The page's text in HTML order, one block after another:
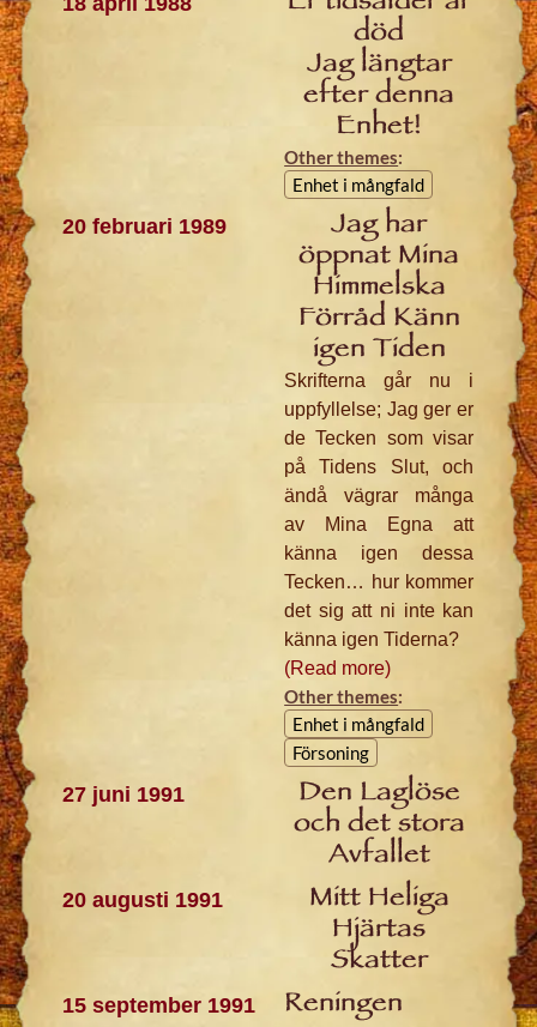
död
Jag längtar
efter denna
Enhet!
Other themes:
Enhet i mångfald
20 februari 1989 Jag har
öppnat Mina
Himmelska
Förråd Känn
igen Tiden
Skrifterna går nu i
uppfyllelse; Jag ger er
de Tecken som visar
på Tidens Slut, och
ändå vägrar många
av Mina Egna att
känna igen dessa
Tecken… hur kommer
det sig att ni inte kan
känna igen Tiderna?
(Read more)
Other themes:
Enhet i mångfald
Försoning
27 juni 1991 Den Laglöse
och det stora
Avfallet
20 augusti 1991 Mitt Heliga
Hjärtas
Skatter
15 september 1991 Reningen